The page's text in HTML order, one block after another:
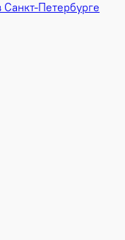
Санкт-Петербурге